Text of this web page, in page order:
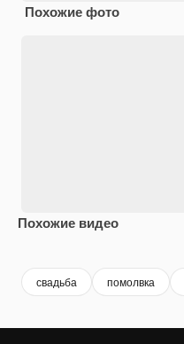
Похожие фото
Похожие видео
свадьба помолвка